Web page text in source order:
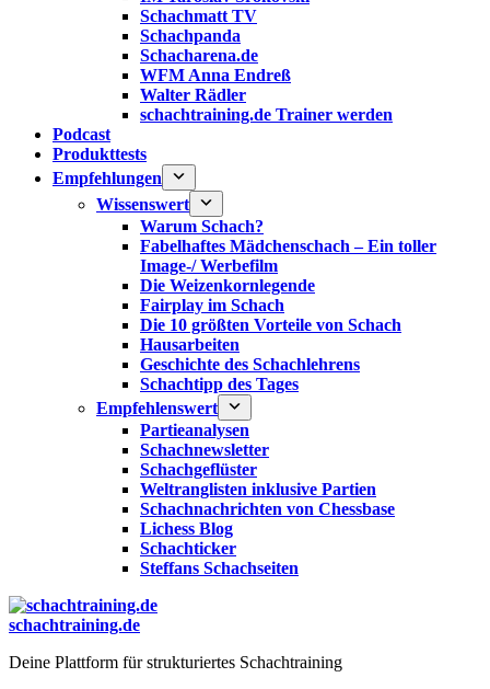
Schachmatt TV
Schachpanda
Schacharena.de
WFM Anna Endreß
Walter Rädler
schachtraining.de Trainer werden
Podcast
Produkttests
Empfehlungen
Wissenswert
Warum Schach?
Fabelhaftes Mädchenschach – Ein toller
Image-/ Werbefilm
Die Weizenkornlegende
Fairplay im Schach
Die 10 größten Vorteile von Schach‎
Hausarbeiten
Geschichte des Schachlehrens
Schachtipp des Tages
Empfehlenswert
Partieanalysen
Schachnewsletter
Schachgeflüster
Weltranglisten inklusive Partien
Schachnachrichten von Chessbase
Lichess Blog
Schachticker
Steffans Schachseiten
schachtraining.de
Deine Plattform für strukturiertes Schachtraining